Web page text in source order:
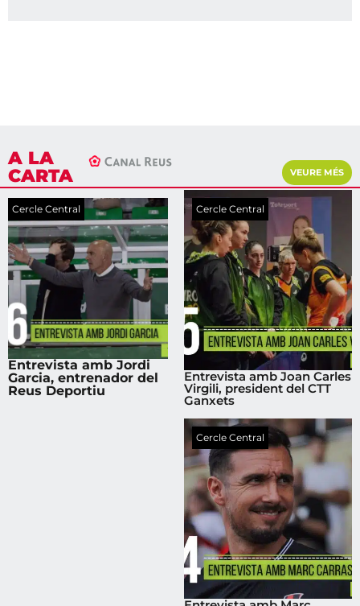
A LA
CARTA
VEURE MÉS
Cercle Central
Entrevista amb Joan Carles
Virgili, president del CTT
Ganxets
Cercle Central
Cercle Central
Entrevista amb Jordi
Garcia, entrenador del
Reus Deportiu